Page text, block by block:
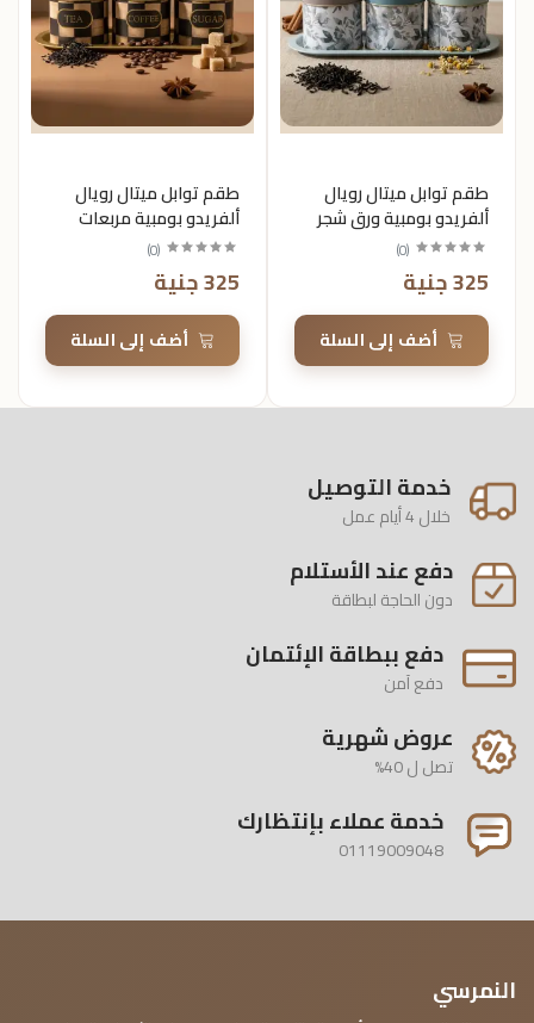
طقم توابل ميتال رويال
ألفريدو بومبية مربعات
خشب أسود كتابة إنجليزي
450 جم
(
0
)
325 جنية
أضف إلى السلة
طقم توابل ميتال رويال
ألفريدو بومبية ورق شجر
بنفسجي 450 جم (
0
)
325 جنية
أضف إلى السلة
خدمة التوصيل
خلال 4 أيام عمل
دفع عند الأستلام
دون الحاجة لبطاقة
دفع ببطاقة الإئتمان
دفع آمن
عروض شهرية
تصل ل 40%
خدمة عملاء بإنتظارك
01119009048
النمرسي